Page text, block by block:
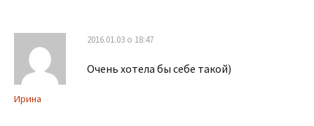
Ирина
2016.01.03 о 18:47
Очень хотела бы себе такой)